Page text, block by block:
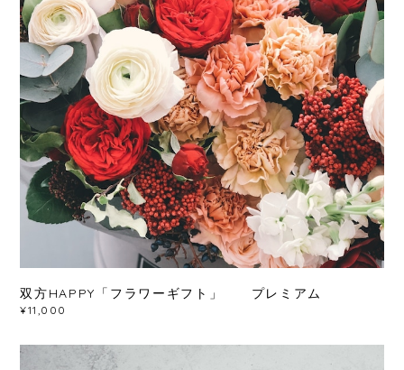
双方HAPPY「フラワーギフト」 プレミアム
¥11,000